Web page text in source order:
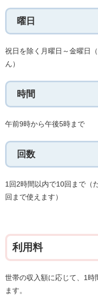
曜日
祝日を除く月曜日～金曜日
ん）
時間
午前9時から午後5時まで
回数
1回2時間以内で10回まで（
回まで使えます）
利用料
世帯の収入額に応じて、1時
ます。